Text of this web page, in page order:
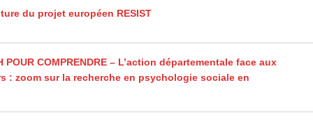
du projet européen RESIST
POUR COMPRENDRE – L’action départementale face aux
: zoom sur la recherche en psychologie sociale en